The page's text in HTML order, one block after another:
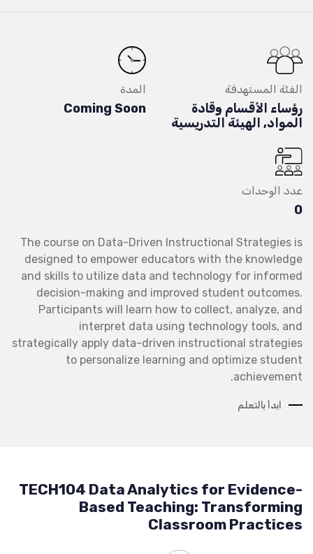
الفئة المستهدفة
رؤساء الأقسام وقادة
المواد, الهيئة التدريسية
المدة
Coming Soon
عدد الوحدات
0
The course on Data-Driven Instructional Strategies is
designed to empower educators with the knowledge
and skills to utilize data and technology for informed
decision-making and improved student outcomes.
Participants will learn how to collect, analyze, and
interpret data using technology tools, and
strategically apply data-driven instructional strategies
to personalize learning and optimize student
achievement.
ابدأ بالتعلم
TECH104 Data Analytics for Evidence-
Based Teaching: Transforming
Classroom Practices